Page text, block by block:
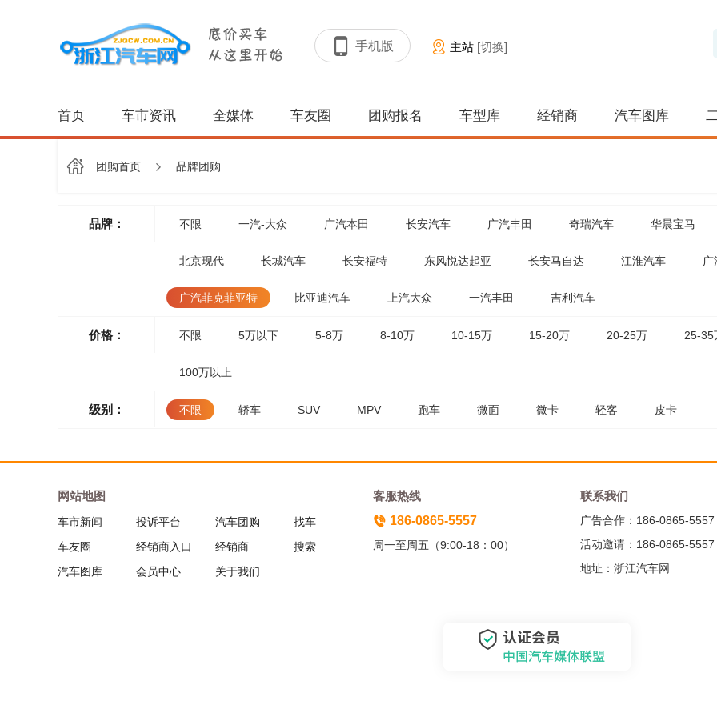
手机版 主站 [切换]
首页 车市资讯 全媒体 车友圈 团购报名 车型库 经销商 汽车图库
团购首页 品牌团购
品牌： 不限 一汽-大众 广汽本田 长安汽车 广汽丰田 奇瑞汽车 华晨宝马
北京现代 长城汽车 长安福特 东风悦达起亚 长安马自达 江淮汽车 广
广汽菲克菲亚特 比亚迪汽车 上汽大众 一汽丰田 吉利汽车
价格： 不限 5万以下 5-8万 8-10万 10-15万 15-20万 20-25万 25-35
100万以上
级别： 不限 轿车 SUV MPV 跑车 微面 微卡 轻客 皮卡
网站地图
车市新闻 投诉平台 汽车团购
找车
车友圈
经销商入口 经销商
搜索
汽车图库
会员中心 关于我们
客服热线
186-0865-5557
周一至周五（9:00-18：00）
联系我们
广告合作：186-0865-5557
活动邀请：186-0865-5557
地址：浙江汽车网